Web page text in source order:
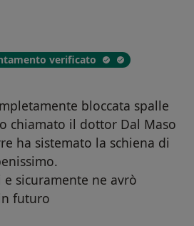
verificato
bloccata spalle
chiamato il dottor Dal Maso
ha sistemato la schiena di
sicuramente ne avrò
futuro